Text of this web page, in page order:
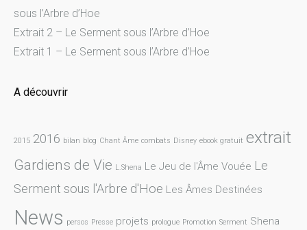
sous l’Arbre d’Hoe
Extrait 2 – Le Serment sous l’Arbre d’Hoe
Extrait 1 – Le Serment sous l’Arbre d’Hoe
A découvrir
2015 2016 bilan blog Chant Âme combats Disney ebook gratuit extrait
Gardiens de Vie L.Shena Le Jeu de l'Âme Vouée Le
Serment sous l'Arbre d'Hoe Les Âmes Destinées
News persos Presse projets prologue Promotion Serment Shena